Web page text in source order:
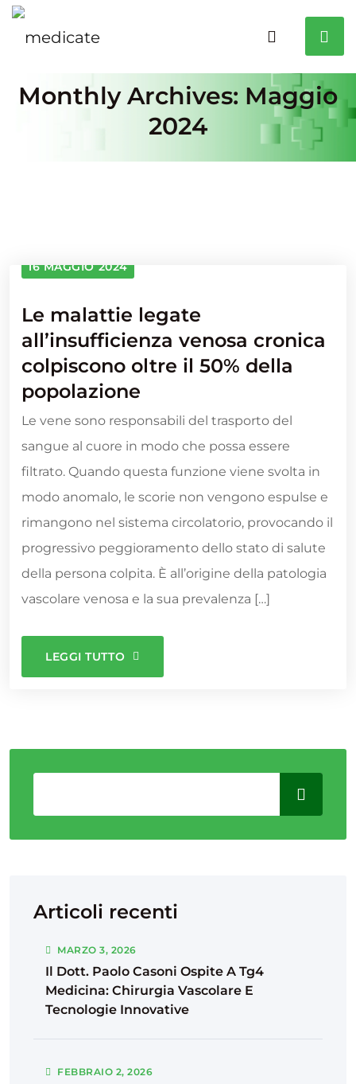
Monthly Archives: Maggio
2024
16 MAGGIO 2024
Le malattie legate
all’insufficienza venosa cronica
colpiscono oltre il 50% della
popolazione
Le vene sono responsabili del trasporto del
sangue al cuore in modo che possa essere
filtrato. Quando questa funzione viene svolta in
modo anomalo, le scorie non vengono espulse e
rimangono nel sistema circolatorio, provocando il
progressivo peggioramento dello stato di salute
della persona colpita. È all’origine della patologia
vascolare venosa e la sua prevalenza […]
LEGGI TUTTO
Articoli recenti
MARZO3, 2026
Il Dott. Paolo Casoni Ospite A Tg4
Medicina: Chirurgia Vascolare E
Tecnologie Innovative
FEBBRAIO 2, 2026